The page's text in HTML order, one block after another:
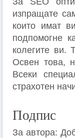
изпращате
които имат
подпомогне
колегите ви.
Освен това,
Всеки
страхотен
Подпис
За автора: